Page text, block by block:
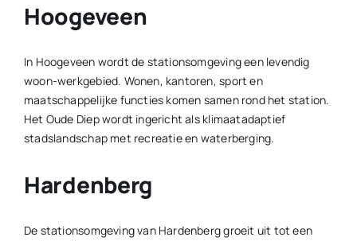
Hoogeveen
In Hoogeveen wordt de stationsomgeving een levendig
woon-werkgebied. Wonen, kantoren, sport en
maatschappelijke functies komen samen rond het station.
Het Oude Diep wordt ingericht als klimaatadaptief
stadslandschap met recreatie en waterberging.
Hardenberg
De stationsomgeving van Hardenberg groeit uit tot een